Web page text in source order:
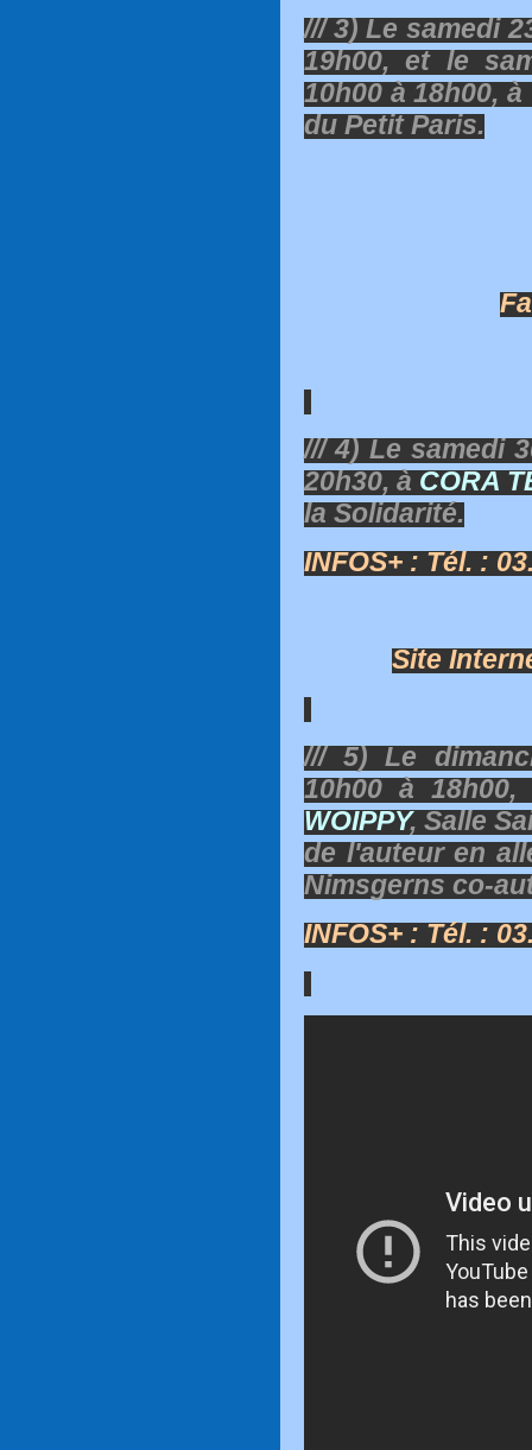
/// 3) Le samedi
19h00, et le
10h00 à 18h00, à
du Petit Paris.
/// 4) Le samedi
20h30, à CORA
la Solidarité.
INFOS+ : Tél. :
Site
/// 5) Le
10h00 à
WOIPPY, Salle
de l'auteur en
Nimsgerns co-
INFOS+ : Tél. :